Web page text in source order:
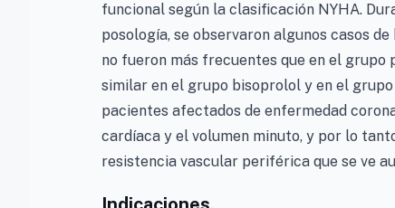
funcional según la clasificación NYHA.
posología, se observaron algunos casos
no fueron más frecuentes que en el
similar en el grupo bisoprolol y en el
pacientes afectados de enfermedad
cardíaca y el volumen minuto, y por lo
resistencia vascular periférica que se ve